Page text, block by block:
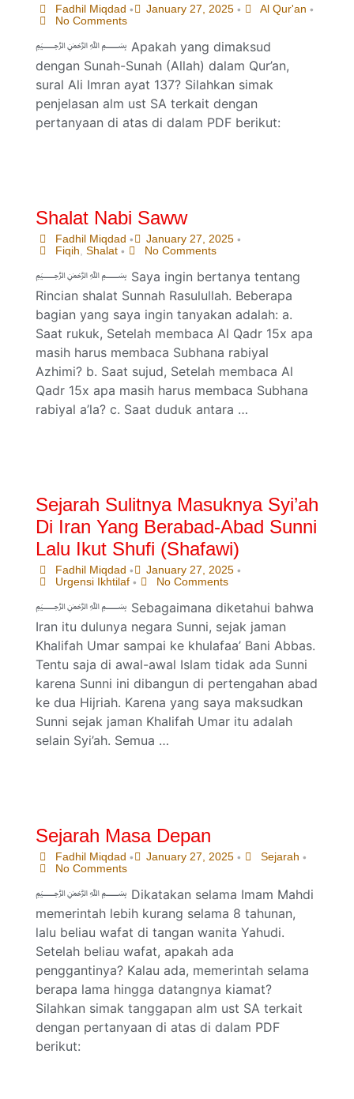
Fadhil Miqdad • January 27, 2025 • Al Qur'an •
No Comments
﷽ Apakah yang dimaksud
dengan Sunah-Sunah (Allah) dalam Qur’an,
sural Ali Imran ayat 137? Silahkan simak
penjelasan alm ust SA terkait dengan
pertanyaan di atas di dalam PDF berikut:
Shalat Nabi Saww
Fadhil Miqdad • January 27, 2025 •
Fiqih Shalat • No Comments
﷽ Saya ingin bertanya tentang
Rincian shalat Sunnah Rasulullah. Beberapa
bagian yang saya ingin tanyakan adalah: a.
Saat rukuk, Setelah membaca Al Qadr 15x apa
masih harus membaca Subhana rabiyal
Azhimi? b. Saat sujud, Setelah membaca Al
Qadr 15x apa masih harus membaca Subhana
rabiyal a’la? c. Saat duduk antara …
Sejarah Sulitnya Masuknya Syi’ah
Di Iran Yang Berabad-Abad Sunni
Lalu Ikut Shufi (Shafawi)
Fadhil Miqdad • January 27, 2025 •
Urgensi Ikhtilaf • No Comments
﷽ Sebagaimana diketahui bahwa
Iran itu dulunya negara Sunni, sejak jaman
Khalifah Umar sampai ke khulafaa’ Bani Abbas.
Tentu saja di awal-awal Islam tidak ada Sunni
karena Sunni ini dibangun di pertengahan abad
ke dua Hijriah. Karena yang saya maksudkan
Sunni sejak jaman Khalifah Umar itu adalah
selain Syi’ah. Semua …
Sejarah Masa Depan
Fadhil Miqdad • January 27, 2025 • Sejarah •
No Comments
﷽ Dikatakan selama Imam Mahdi
memerintah lebih kurang selama 8 tahunan,
lalu beliau wafat di tangan wanita Yahudi.
Setelah beliau wafat, apakah ada
penggantinya? Kalau ada, memerintah selama
berapa lama hingga datangnya kiamat?
Silahkan simak tanggapan alm ust SA terkait
dengan pertanyaan di atas di dalam PDF
berikut: